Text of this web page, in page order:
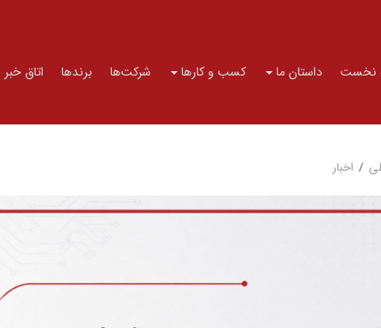
نخست داستان ما کسب و کارها شرکت‌ها برندها اتاق خبر
/ اخبار